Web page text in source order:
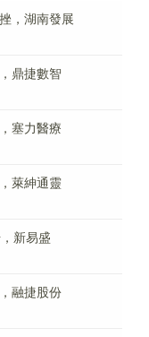
，湖南發展
鼎捷數智
塞力醫療
萊紳通靈
新易盛
融捷股份